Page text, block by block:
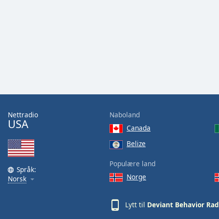
window.
dialog
window.
Escape
will
Nettradio
USA
Språk:
Norsk
Naboland
Canada
Belize
Populære land
Norge
Lytt til Deviant Behavior